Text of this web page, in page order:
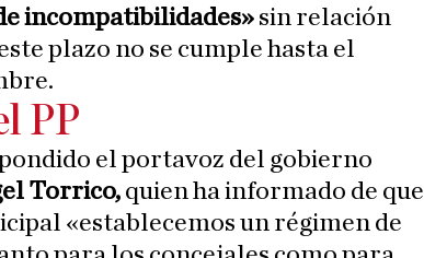
incompatibilidades» sin relación
plazo no se cumple hasta el
PP
el portavoz del gobierno
Torrico, quien ha informado de que
«establecemos un régimen de